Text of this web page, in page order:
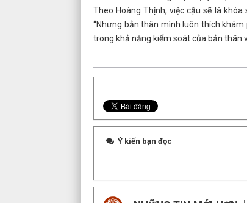
Theo Hoàng Thịnh, việc cậu sẽ là
“Nhưng bản thân mình luôn thích
trong khả năng kiểm soát của bản thân
Ý kiến bạn đọc